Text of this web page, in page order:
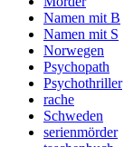
Namen mit B
Namen mit S
Norwegen
Psychopath
Psychothriller
rache
Schweden
serienmörder